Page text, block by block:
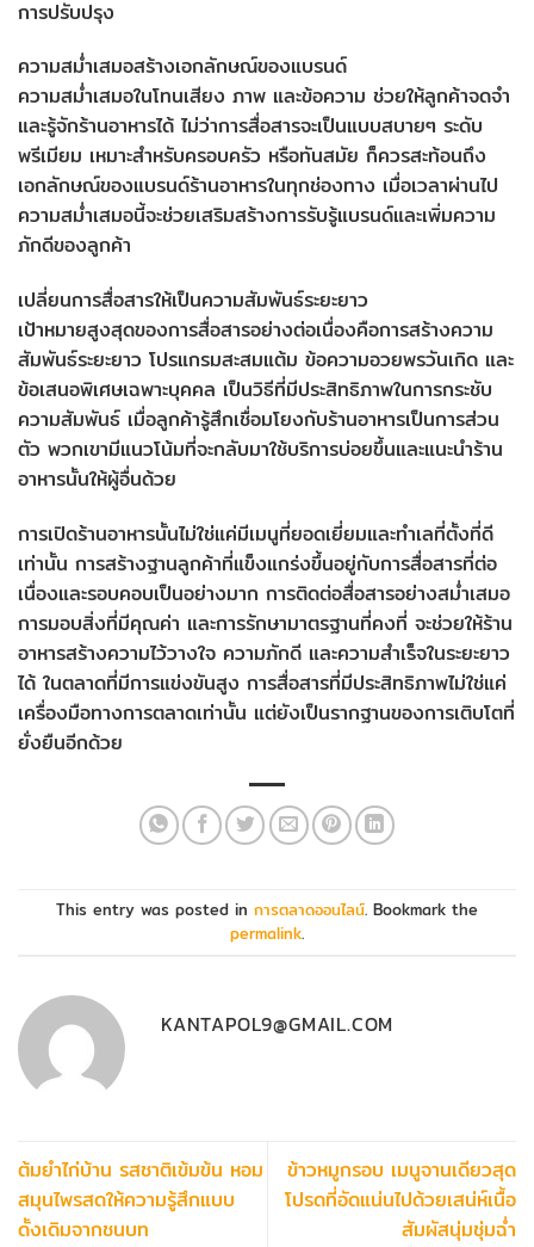
การปรับปรุง
ความสม่ำเสมอสร้างเอกลักษณ์ของแบรนด์
ความสม่ำเสมอในโทนเสียง ภาพ และข้อความ ช่วยให้ลูกค้าจดจำ
และรู้จักร้านอาหารได้ ไม่ว่าการสื่อสารจะเป็นแบบสบายๆ ระดับ
พรีเมียม เหมาะสำหรับครอบครัว หรือทันสมัย ​​ก็ควรสะท้อนถึง
เอกลักษณ์ของแบรนด์ร้านอาหารในทุกช่องทาง เมื่อเวลาผ่านไป
ความสม่ำเสมอนี้จะช่วยเสริมสร้างการรับรู้แบรนด์และเพิ่มความ
ภักดีของลูกค้า
เปลี่ยนการสื่อสารให้เป็นความสัมพันธ์ระยะยาว
เป้าหมายสูงสุดของการสื่อสารอย่างต่อเนื่องคือการสร้างความ
สัมพันธ์ระยะยาว โปรแกรมสะสมแต้ม ข้อความอวยพรวันเกิด และ
ข้อเสนอพิเศษเฉพาะบุคคล เป็นวิธีที่มีประสิทธิภาพในการกระชับ
ความสัมพันธ์ เมื่อลูกค้ารู้สึกเชื่อมโยงกับร้านอาหารเป็นการส่วน
ตัว พวกเขามีแนวโน้มที่จะกลับมาใช้บริการบ่อยขึ้นและแนะนำร้าน
อาหารนั้นให้ผู้อื่นด้วย
การเปิดร้านอาหารนั้นไม่ใช่แค่มีเมนูที่ยอดเยี่ยมและทำเลที่ตั้งที่ดี
เท่านั้น การสร้างฐานลูกค้าที่แข็งแกร่งขึ้นอยู่กับการสื่อสารที่ต่อ
เนื่องและรอบคอบเป็นอย่างมาก การติดต่อสื่อสารอย่างสม่ำเสมอ
การมอบสิ่งที่มีคุณค่า และการรักษามาตรฐานที่คงที่ จะช่วยให้ร้าน
อาหารสร้างความไว้วางใจ ความภักดี และความสำเร็จในระยะยาว
ได้ ในตลาดที่มีการแข่งขันสูง การสื่อสารที่มีประสิทธิภาพไม่ใช่แค่
เครื่องมือทางการตลาดเท่านั้น แต่ยังเป็นรากฐานของการเติบโตที่
ยั่งยืนอีกด้วย
This entry was posted in การตลาดออนไลน์. Bookmark the
permalink.
KANTAPOL9@GMAIL.COM
ต้มยำไก่บ้าน รสชาติเข้มข้น หอม
สมุนไพรสดให้ความรู้สึกแบบ
ดั้งเดิมจากชนบท
ข้าวหมูกรอบ เมนูจานเดียวสุด
โปรดที่อัดแน่นไปด้วยเสน่ห์เนื้อ
สัมผัสนุ่มชุ่มฉ่ำ